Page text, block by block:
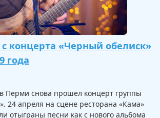
концерта «Черный обелиск»
года
в Перми снова прошел концерт группы
24 апреля на сцене ресторана «Кама»
отыграны песни как с нового альбома